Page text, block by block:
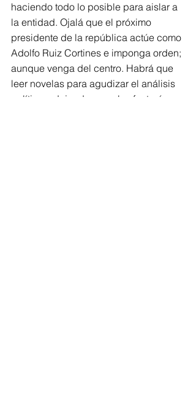
haciendo todo lo posible para aislar a
la entidad. Ojalá que el próximo
presidente de la república actúe como
Adolfo Ruiz Cortines e imponga orden;
aunque venga del centro. Habrá que
leer novelas para agudizar el análisis
político y dejar de creer las fantasías